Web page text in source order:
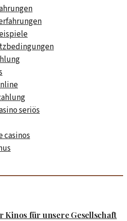
seriös
casinos
Kinos für unsere Gesellschaft